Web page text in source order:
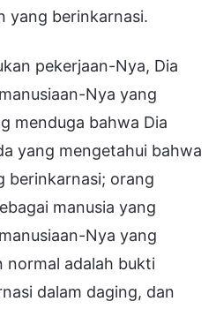
yang berinkarnasi.
pekerjaan-Nya, Dia
Nya yang
menduga bahwa Dia
yang mengetahui bahwa
berinkarnasi; orang
manusia yang
Nya yang
normal adalah bukti
dalam daging, dan